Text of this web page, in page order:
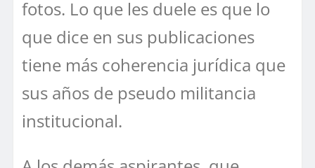
fotos. Lo que les duele es que lo
que dice en sus publicaciones
tiene más coherencia jurídica que
sus años de pseudo militancia
institucional.